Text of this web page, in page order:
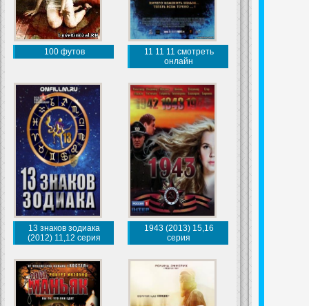
100 футов
11 11 11 смотреть
онлайн
13 знаков зодиака
(2012) 11,12 серия
1943 (2013) 15,16
серия